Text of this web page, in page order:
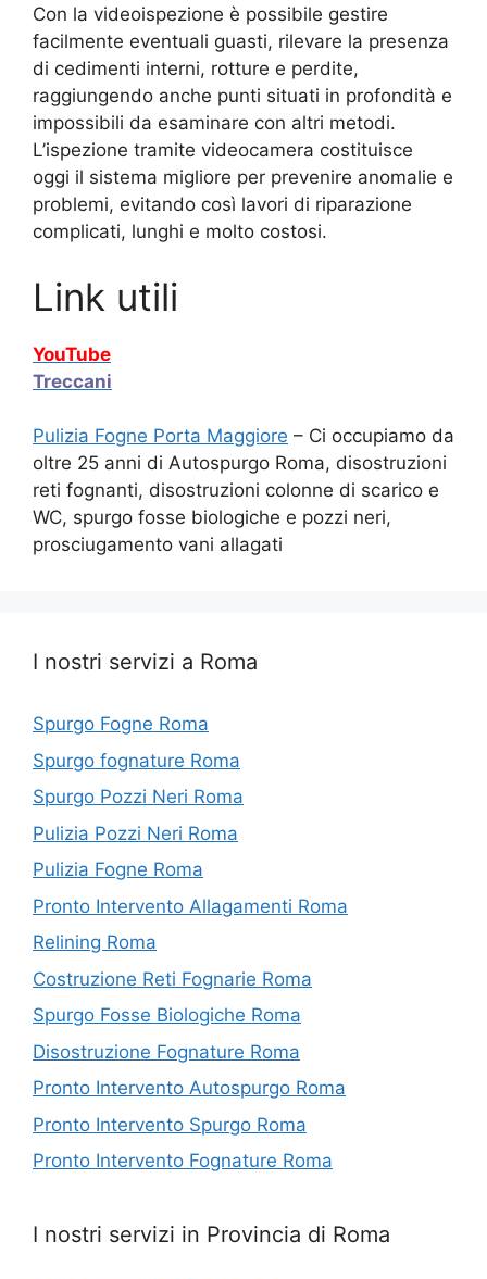
Con la videoispezione è possibile gestire
facilmente eventuali guasti, rilevare la presenza
di cedimenti interni, rotture e perdite,
raggiungendo anche punti situati in profondità e
impossibili da esaminare con altri metodi.
L’ispezione tramite videocamera costituisce
oggi il sistema migliore per prevenire anomalie e
problemi, evitando così lavori di riparazione
complicati, lunghi e molto costosi.
Link utili
YouTube
Treccani
Pulizia Fogne Porta Maggiore – Ci occupiamo da
oltre 25 anni di Autospurgo Roma, disostruzioni
reti fognanti, disostruzioni colonne di scarico e
WC, spurgo fosse biologiche e pozzi neri,
prosciugamento vani allagati
I nostri servizi a Roma
Spurgo Fogne Roma
Spurgo fognature Roma
Spurgo Pozzi Neri Roma
Pulizia Pozzi Neri Roma
Pulizia Fogne Roma
Pronto Intervento Allagamenti Roma
Relining Roma
Costruzione Reti Fognarie Roma
Spurgo Fosse Biologiche Roma
Disostruzione Fognature Roma
Pronto Intervento Autospurgo Roma
Pronto Intervento Spurgo Roma
Pronto Intervento Fognature Roma
I nostri servizi in Provincia di Roma